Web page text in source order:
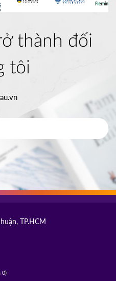
thành đối
tôi
TP.HCM
0)